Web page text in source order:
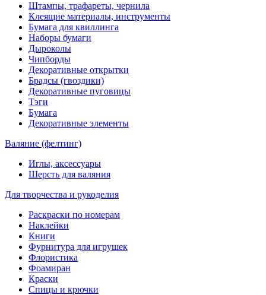
Штампы, трафареты, чернила
Клеящие материалы, инструменты
Бумага для квиллинга
Наборы бумаги
Дыроколы
Чипборды
Декоративные открытки
Брадсы (гвоздики)
Декоративные пуговицы
Тэги
Бумага
Декоративные элементы
Валяние (фелтинг)
Иглы, аксессуары
Шерсть для валяния
Для творчества и рукоделия
Раскраски по номерам
Наклейки
Книги
Фурнитура для игрушек
Флористика
Фоамиран
Краски
Спицы и крючки